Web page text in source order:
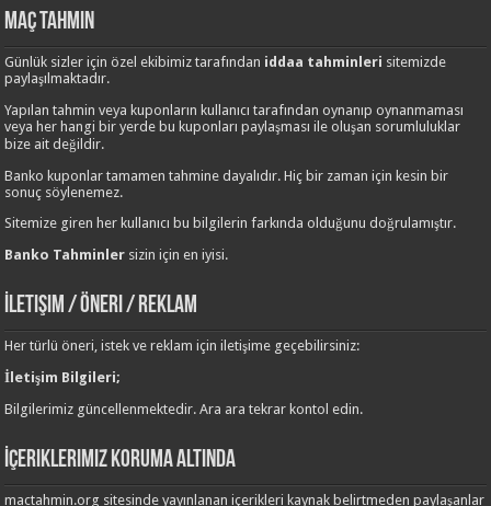
Maç Tahmin
Günlük sizler için özel ekibimiz tarafından iddaa tahminleri sitemizde
paylaşılmaktadır.
Yapılan tahmin veya kuponların kullanıcı tarafından oynanıp oynanmaması
veya her hangi bir yerde bu kuponları paylaşması ile oluşan sorumluluklar
bize ait değildir.
Banko kuponlar tamamen tahmine dayalıdır. Hiç bir zaman için kesin bir
sonuç söylenemez.
Sitemize giren her kullanıcı bu bilgilerin farkında olduğunu doğrulamıştır.
Banko Tahminler sizin için en iyisi.
İletişim / Öneri / Reklam
Her türlü öneri, istek ve reklam için iletişime geçebilirsiniz:
İletişim Bilgileri;
Bilgilerimiz güncellenmektedir. Ara ara tekrar kontol edin.
İçeriklerimiz Koruma Altında
mactahmin.org sitesinde yayınlanan içerikleri kaynak belirtmeden paylaşanlar